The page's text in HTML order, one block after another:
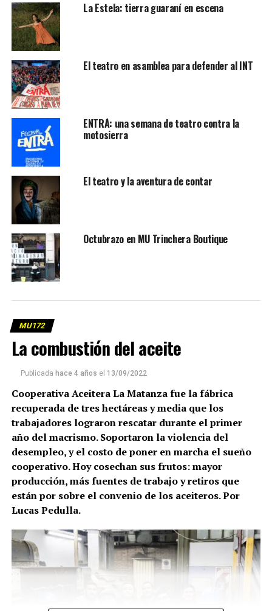
La Estela: tierra guaraní en escena
El teatro en asamblea para defender al INT
ENTRÁ: una semana de teatro contra la
motosierra
El teatro y la aventura de contar
Octubrazo en MU Trinchera Boutique
MU172
La combustión del aceite
Publicada hace 4 años el 13/09/2022
Cooperativa Aceitera La Matanza fue la fábrica
recuperada de tres hectáreas y media que los
trabajadores lograron rescatar durante el primer
año del macrismo. Soportaron la violencia del
desempleo, y el costo de poner en marcha el sueño
cooperativo. Hoy cosechan sus frutos: mayor
producción, más fuentes de trabajo y retiros que
están por sobre el convenio de los aceiteros. Por
Lucas Pedulla.